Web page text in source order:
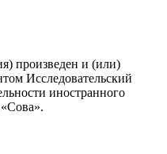
произведен и (или)
Исследовательский
иностранного